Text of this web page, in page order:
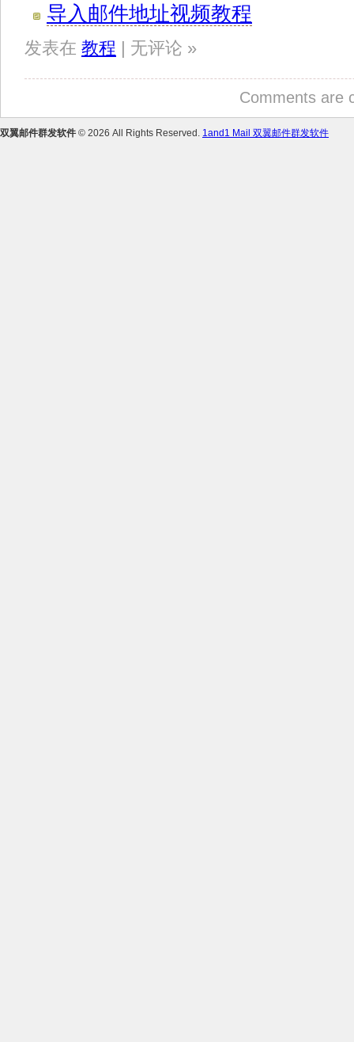
导入邮件地址视频教程
发表在 教程 | 无评论 »
Comments are
双翼邮件群发软件 © 2026 All Rights Reserved. 1and1 Mail 双翼邮件群发软件